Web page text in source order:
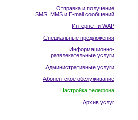
Отправка и получение
SMS, MMS и E-mail сообщений
Интернет и WAP
Специальные предложения
Информационно-
развлекательные услуги
Административные услуги
Абонентское обслуживание
Настройка телефона
Архив услуг